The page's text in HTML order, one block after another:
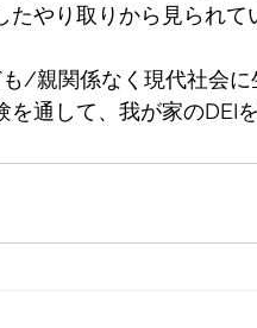
たやり取りから見られて
/親関係なく現代社会
を通して、我が家のDEI